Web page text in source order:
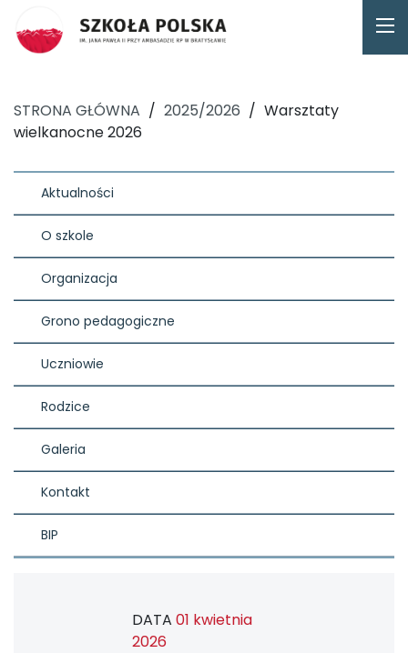
STRONA GŁÓWNA / 2025/2026 / Warsztaty
wielkanocne 2026
Aktualności
O szkole
Organizacja
Grono pedagogiczne
Uczniowie
Rodzice
Galeria
Kontakt
BIP
DATA 01 kwietnia
2026